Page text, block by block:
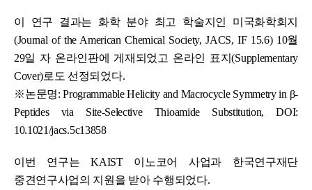
이 연구 결과는 화학 분야 최고 학술지인 미국화학회지
(Journal of the American Chemical Society, JACS, IF 15.6) 10월
29일 자 온라인판에 게재되었고 온라인 표지(Supplementary
Cover)로도 선정되었다.
※논문명: Programmable Helicity and Macrocycle Symmetry in β-
Peptides via Site-Selective Thioamide Substitution, DOI:
10.1021/jacs.5c13858
이번 연구는 KAIST 이노코어 사업과 한국연구재단
중견연구사업의 지원을 받아 수행되었다.